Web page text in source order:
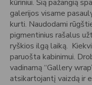
kūriniui. Šią pažangią
galerijos visame
kurti. Naudodami
pigmentinius rašalus
ryškios ilgą laiką.
paruošta kabinimui.
vadinamą “Gallery
atsikartojantį vaizdą ir